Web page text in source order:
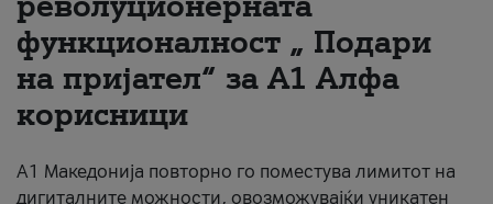
За нас
#ПодобарОнлајн
функционалност „ Подари
на пријател“ за А1 Алфа
корисници
А1 Македонија повторно го поместува лимитот на
дигиталните можности, овозможувајќи уникатен